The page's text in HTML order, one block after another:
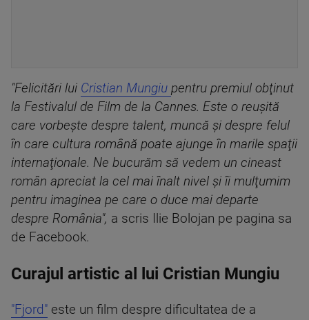
"Felicitări lui Cristian Mungiu pentru premiul obţinut
la Festivalul de Film de la Cannes. Este o reuşită
care vorbeşte despre talent, muncă şi despre felul
în care cultura română poate ajunge în marile spaţii
internaţionale. Ne bucurăm să vedem un cineast
român apreciat la cel mai înalt nivel şi îi mulţumim
pentru imaginea pe care o duce mai departe
despre România", a scris Ilie Bolojan pe pagina sa
de Facebook.
Curajul artistic al lui Cristian Mungiu
"Fjord" este un film despre dificultatea de a